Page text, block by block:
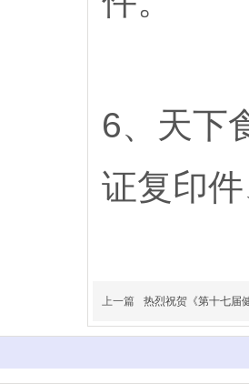
6、天下
证复印
上一篇 热烈祝贺《第十七届